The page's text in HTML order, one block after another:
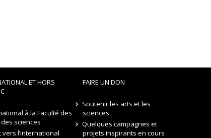
ET HORS
à la Faculté des
sciences
vers l’international
FAIRE UN DON
Soutenir les arts et les
sciences
Quelques campagnes et
projets inspirants en cours